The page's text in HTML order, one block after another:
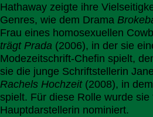
Hathaway zeigte ihre
Genres, wie dem Drama
Frau eines homosexuellen
trägt Prada (2006), in der sie
Modezeitschrift-Chefin spielt,
sie die junge Schriftstellerin
Rachels Hochzeit(2008), in
spielt. Für diese Rolle wurde
Hauptdarstellerin nominiert.